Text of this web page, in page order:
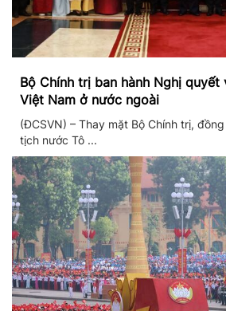
Bộ Chính trị ban hành Nghị
Việt Nam ở nước ngoài
(ĐCSVN) – Thay mặt Bộ Chính trị,
tịch nước Tô ...